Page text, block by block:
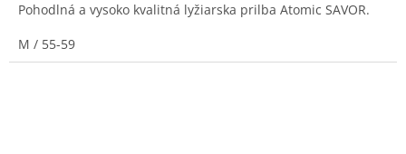
Pohodlná a vysoko kvalitná lyžiarska prilba Atomic SAVOR.
M / 55-59